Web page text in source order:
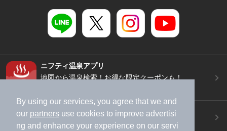
By using our services, you agree that we and
our partners use cookies to improve advertisi
ng and enhance your experience on our servi
ニフティ温泉アプリ
地図から温泉検索！お得な限定クーポンも！
ご意見ご要望 ・お問い合わせ
施設データの新規追加や修正依頼もこちらから